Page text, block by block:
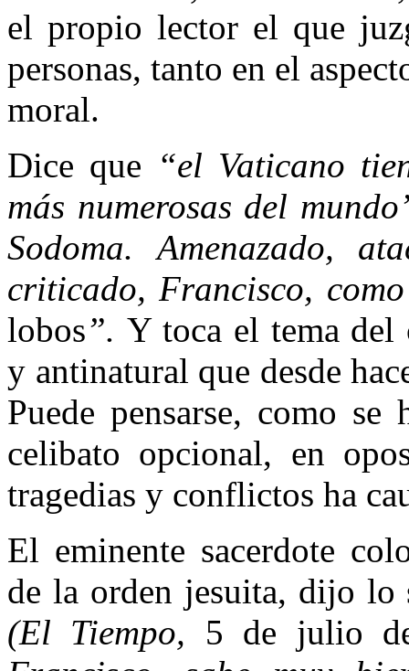
el propio lector el que
personas, tanto en el
moral.
Dice que “el Vaticano
más numerosas del
Sodoma. Amenazado,
criticado, Francisco,
lobos”. Y toca el tema del
y antinatural que desde
Puede pensarse, como
celibato opcional, en
tragedias y conflictos ha
El eminente sacerdote
de la orden jesuita, dijo lo
(El Tiempo, 5 de julio